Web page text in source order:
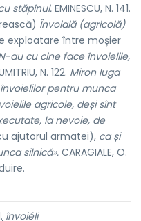
stăpînul. EMINESCU, N. 141.
Învoială (agricolă)
între moșier
au cu cine face învoielile,
N. 122. Miron Iuga
pentru munca
agricole, deși sînt
la nevoie, de
ajutorul armatei), ca și
silnică». CARAGIALE, O.
învoiéli